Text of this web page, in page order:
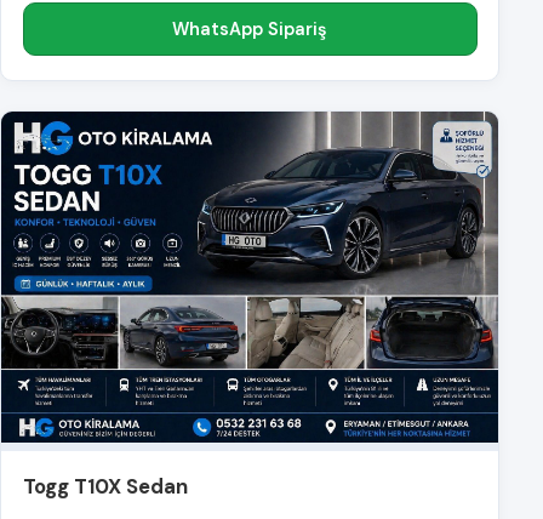
WhatsApp Sipariş
Togg T10X Sedan